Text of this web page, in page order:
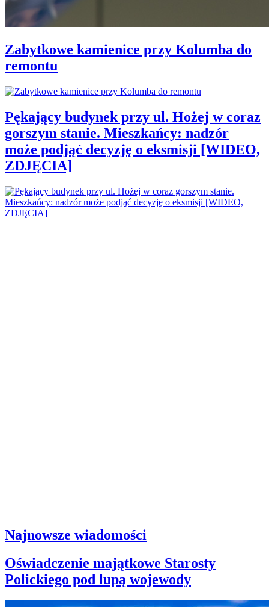
Zabytkowe kamienice przy Kolumba do
remontu
Pękający budynek przy ul. Hożej w coraz
gorszym stanie. Mieszkańcy: nadzór
może podjąć decyzję o eksmisji [WIDEO,
ZDJĘCIA]
Najnowsze wiadomości
Oświadczenie majątkowe Starosty
Polickiego pod lupą wojewody